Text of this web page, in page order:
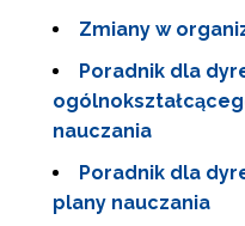
Zmiany w
Poradnik dla
nauczania
Poradnik dla
plany nauczania